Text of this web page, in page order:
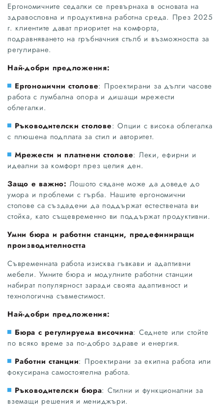
Ергономичните седалки се превърнаха в основата на
здравословна и продуктивна работна среда. През 2025
г. клиентите дават приоритет на комфорта,
подравняването на гръбначния стълб и възможността за
регулиране.
Най-добри предложения:
Ергономични столове: Проектирани за дълги часове
работа с лумбална опора и дишащи мрежести
облегалки.
Ръководителски столове: Опции с висока облегалка
с плюшена подплата за стил и авторитет.
Мрежести и платнени столове: Леки, ефирни и
идеални за комфорт през целия ден.
Защо е важно: Лошото сядане може да доведе до
умора и проблеми с гърба. Нашите ергономични
столове са създадени да поддържат естествената ви
стойка, като същевременно ви поддържат продуктивни.
Умни бюра и работни станции, предефиниращи
производителността
Съвременната работа изисква гъвкави и адаптивни
мебели. Умните бюра и модулните работни станции
набират популярност заради своята адаптивност и
технологична съвместимост.
Най-добри предложения:
Бюра с регулируема височина: Седнете или стойте
по всяко време за по-добро здраве и енергия.
Работни станции: Проектирани за екипна работа или
фокусирана самостоятелна работа.
Ръководителски бюра: Стилни и функционални за
вземащи решения и мениджъри.